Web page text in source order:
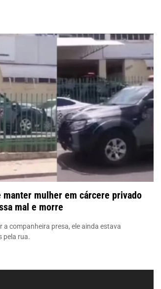
manter mulher em cárcere privado
mal e morre
a companheira presa, ele ainda estava
pela rua.